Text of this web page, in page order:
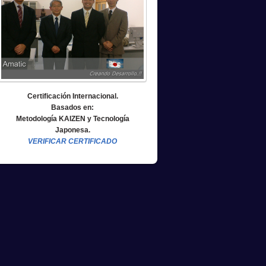
Certificación Internacional.
Basados en:
Metodología KAIZEN y Tecnología
Japonesa.
VERIFICAR CERTIFICADO